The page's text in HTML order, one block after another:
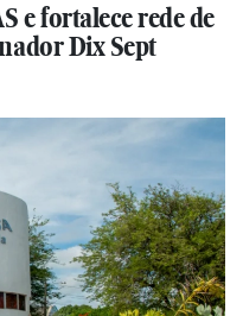
e fortalece rede de
Dix Sept